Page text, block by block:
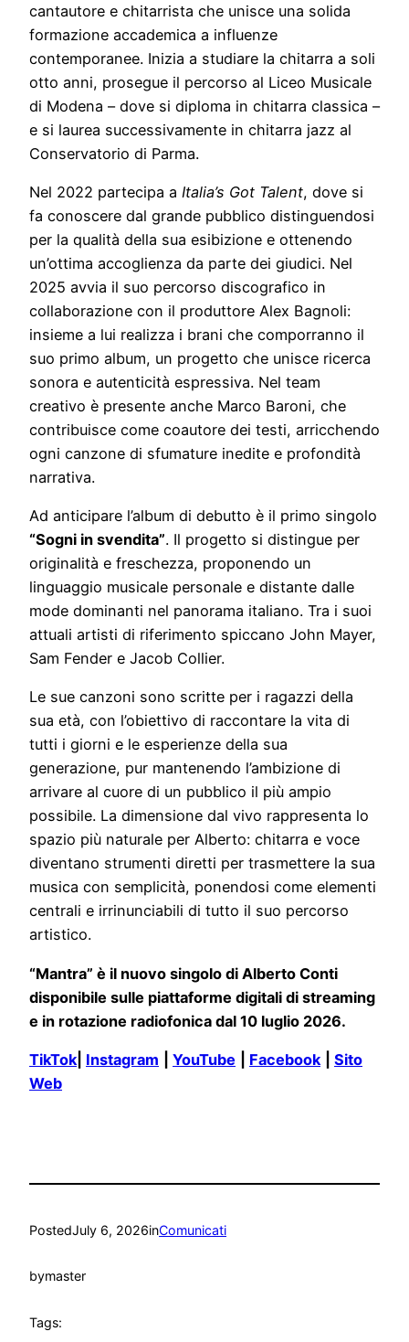
cantautore e chitarrista che unisce una solida
formazione accademica a influenze
contemporanee. Inizia a studiare la chitarra a soli
otto anni, prosegue il percorso al Liceo Musicale
di Modena – dove si diploma in chitarra classica –
e si laurea successivamente in chitarra jazz al
Conservatorio di Parma.
Nel 2022 partecipa a Italia’s Got Talent, dove si
fa conoscere dal grande pubblico distinguendosi
per la qualità della sua esibizione e ottenendo
un’ottima accoglienza da parte dei giudici. Nel
2025 avvia il suo percorso discografico in
collaborazione con il produttore Alex Bagnoli:
insieme a lui realizza i brani che comporranno il
suo primo album, un progetto che unisce ricerca
sonora e autenticità espressiva. Nel team
creativo è presente anche Marco Baroni, che
contribuisce come coautore dei testi, arricchendo
ogni canzone di sfumature inedite e profondità
narrativa.
Ad anticipare l’album di debutto è il primo singolo
“Sogni in svendita”. Il progetto si distingue per
originalità e freschezza, proponendo un
linguaggio musicale personale e distante dalle
mode dominanti nel panorama italiano. Tra i suoi
attuali artisti di riferimento spiccano John Mayer,
Sam Fender e Jacob Collier.
Le sue canzoni sono scritte per i ragazzi della
sua età, con l’obiettivo di raccontare la vita di
tutti i giorni e le esperienze della sua
generazione, pur mantenendo l’ambizione di
arrivare al cuore di un pubblico il più ampio
possibile. La dimensione dal vivo rappresenta lo
spazio più naturale per Alberto: chitarra e voce
diventano strumenti diretti per trasmettere la sua
musica con semplicità, ponendosi come elementi
centrali e irrinunciabili di tutto il suo percorso
artistico.
“Mantra” è il nuovo singolo di Alberto Conti
disponibile sulle piattaforme digitali di streaming
e in rotazione radiofonica dal 10 luglio 2026.
TikTok| Instagram YouTube Facebook
Sito
Web
PostedJuly 6, 2026inComunicati
bymaster
Tags: